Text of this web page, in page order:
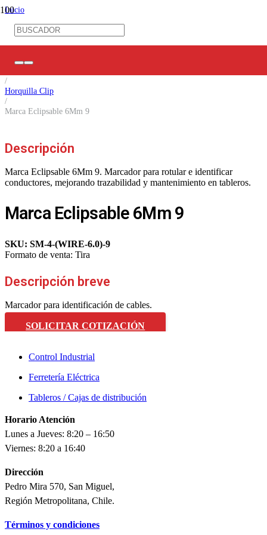
Inicio
Ferretería Eléctrica
/
Horquilla Clip
/
Marca Eclipsable 6Mm 9
Descripción
Marca Eclipsable 6Mm 9. Marcador para rotular e identificar
conductores, mejorando trazabilidad y mantenimiento en tableros.
Marca Eclipsable 6Mm 9
SKU: SM-4-(WIRE-6.0)-9
Formato de venta: Tira
Descripción breve
Marcador para identificación de cables.
SOLICITAR COTIZACIÓN
Control Industrial
Ferretería Eléctrica
Tableros / Cajas de distribución
Horario Atención
Lunes a Jueves: 8:20 – 16:50
Viernes: 8:20 a 16:40
Dirección
Pedro Mira 570, San Miguel,
Región Metropolitana, Chile.
Términos y condiciones